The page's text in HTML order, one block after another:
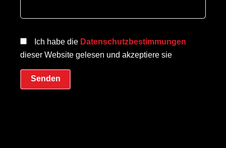
Ich habe die Datenschutzbestimmungen
dieser Website gelesen und akzeptiere sie
Senden